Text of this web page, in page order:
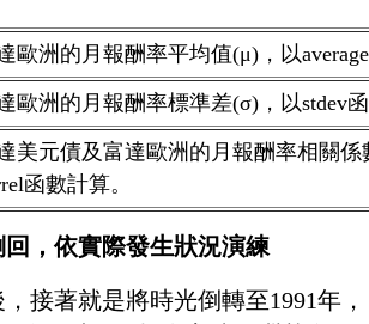
歐洲的月報酬率平均值(μ)，以
歐洲的月報酬率標準差(σ)，以stdev
美元債及富達歐洲的月報酬率相關係
函數計算。
，依實際發生狀況演練
接著就是將時光倒轉至1991年，